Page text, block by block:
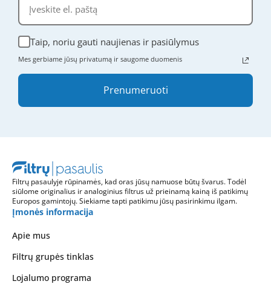
Taip, noriu gauti naujienas ir pasiūlymus
Mes gerbiame jūsų privatumą ir saugome duomenis
Prenumeruoti
Filtrų pasaulyje rūpinamės, kad oras jūsų namuose būtų švarus. Todėl
siūlome originalius ir analoginius filtrus už prieinamą kainą iš patikimų
Europos gamintojų. Siekiame tapti patikimu jūsų pasirinkimu ilgam.
Įmonės informacija
Apie mus
Filtrų grupės tinklas
Lojalumo programa